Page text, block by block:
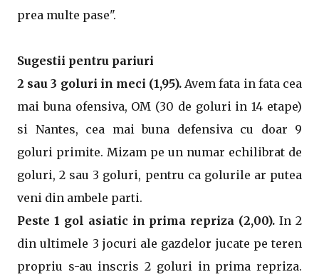
prea multe pase".
Sugestii pentru pariuri
2 sau 3 goluri in meci (1,95). Avem fata in fata cea
mai buna ofensiva, OM (30 de goluri in 14 etape)
si Nantes, cea mai buna defensiva cu doar 9
goluri primite. Mizam pe un numar echilibrat de
goluri, 2 sau 3 goluri, pentru ca golurile ar putea
veni din ambele parti.
Peste 1 gol asiatic in prima repriza (2,00).In 2
din ultimele 3 jocuri ale gazdelor jucate pe teren
propriu s-au inscris 2 goluri in prima repriza.